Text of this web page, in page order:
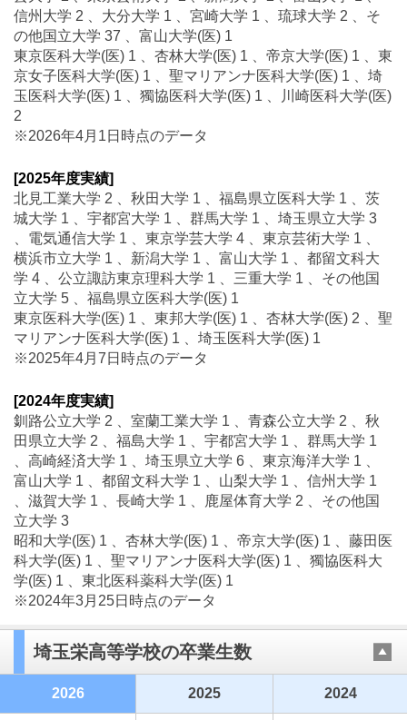
信州大学 2 、大分大学 1 、宮崎大学 1 、琉球大学 2 、そ
の他国立大学 37 、富山大学(医) 1
東京医科大学(医) 1 、杏林大学(医) 1 、帝京大学(医) 1 、東
京女子医科大学(医) 1 、聖マリアンナ医科大学(医) 1 、埼
玉医科大学(医) 1 、獨協医科大学(医) 1 、川崎医科大学(医)
2
※2026年4月1日時点のデータ
[2025年度実績]
北見工業大学 2 、秋田大学 1 、福島県立医科大学 1 、茨
城大学 1 、宇都宮大学 1 、群馬大学 1 、埼玉県立大学 3
、電気通信大学 1 、東京学芸大学 4 、東京芸術大学 1 、
横浜市立大学 1 、新潟大学 1 、富山大学 1 、都留文科大
学 4 、公立諏訪東京理科大学 1 、三重大学 1 、その他国
立大学 5 、福島県立医科大学(医) 1
東京医科大学(医) 1 、東邦大学(医) 1 、杏林大学(医) 2 、聖
マリアンナ医科大学(医) 1 、埼玉医科大学(医) 1
※2025年4月7日時点のデータ
[2024年度実績]
釧路公立大学 2 、室蘭工業大学 1 、青森公立大学 2 、秋
田県立大学 2 、福島大学 1 、宇都宮大学 1 、群馬大学 1
、高崎経済大学 1 、埼玉県立大学 6 、東京海洋大学 1 、
富山大学 1 、都留文科大学 1 、山梨大学 1 、信州大学 1
、滋賀大学 1 、長崎大学 1 、鹿屋体育大学 2 、その他国
立大学 3
昭和大学(医) 1 、杏林大学(医) 1 、帝京大学(医) 1 、藤田医
科大学(医) 1 、聖マリアンナ医科大学(医) 1 、獨協医科大
学(医) 1 、東北医科薬科大学(医) 1
※2024年3月25日時点のデータ
埼玉栄高等学校の卒業生数
2026 2025 2024